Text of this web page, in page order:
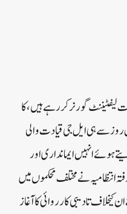
گورنر کررہے ہیں، کا
سے ہی ایل جی قیادت والی
ہوئے انہیں ایمانداری اور
انتظامیہ نے مختلف محکموں میں
تادیبی کارروائی کا آغاز